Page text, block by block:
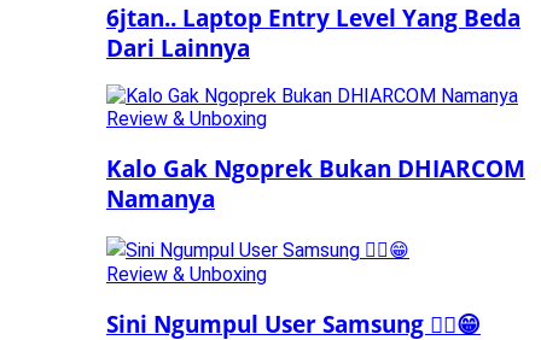
6jtan.. Laptop Entry Level Yang Beda
Dari Lainnya
Review & Unboxing
Kalo Gak Ngoprek Bukan DHIARCOM
Namanya
Review & Unboxing
Sini Ngumpul User Samsung ☝🏻😁